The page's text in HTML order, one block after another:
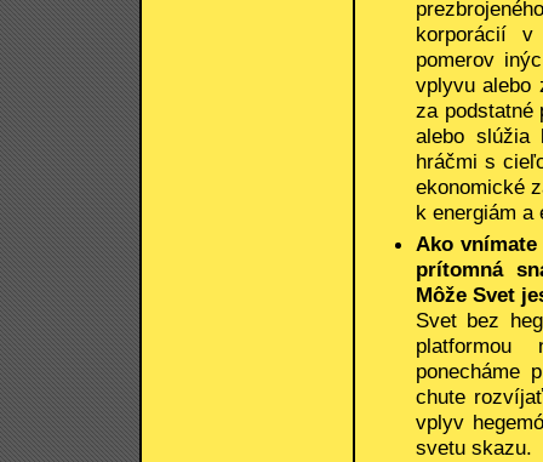
korporácií v
pomerov
vplyvu alebo
za podstatné
alebo slúžia
hráčmi s
ekonomické
k energiám a
Ako
prítomná
Môže Svet
Svet bez
ponecháme
chute
vplyv
svetu skazu.